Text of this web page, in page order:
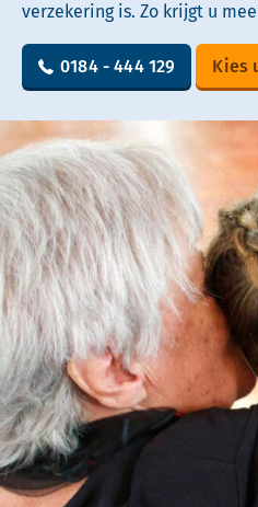
verzekering is. Zo krijgt u
0184 - 444 129 Kies